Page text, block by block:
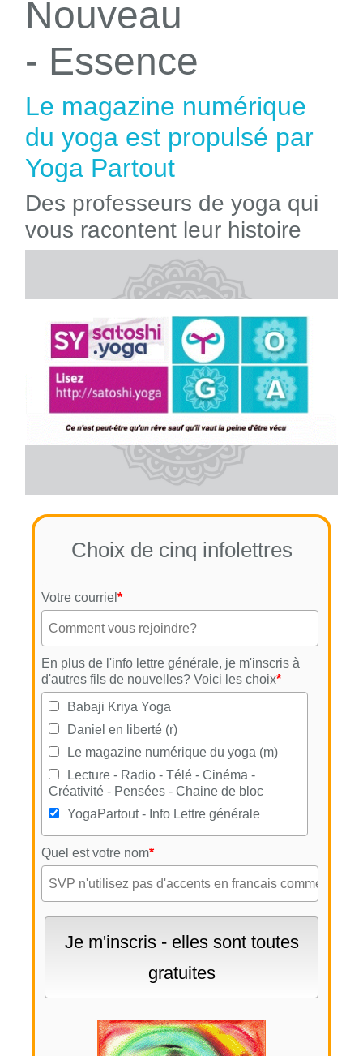
Nouveau
- Essence
Le magazine numérique
du yoga est propulsé par
Yoga Partout
Des professeurs de yoga qui
vous racontent leur histoire
Choix de cinq infolettres
Votre courriel *
En plus de l'info lettre générale, je m'inscris à
d'autres fils de nouvelles? Voici les choix*
Babaji Kriya Yoga
Daniel en liberté (r)
Le magazine numérique du yoga (m)
Lecture - Radio - Télé - Cinéma -
Créativité - Pensées - Chaine de bloc
YogaPartout - Info Lettre générale
Quel est votre nom*